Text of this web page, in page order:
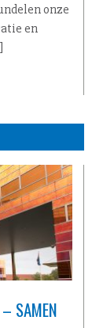
onze
en
SAMEN